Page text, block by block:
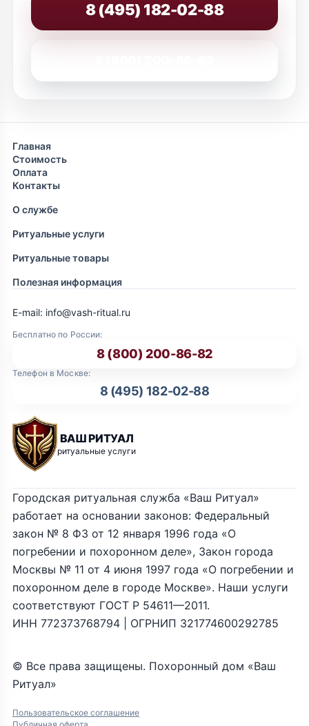
8 (495) 182-02-88
Главная
Стоимость
Оплата
Контакты
О службе
Ритуальные услуги
Ритуальные товары
Полезная информация
ВАШ РИТУАЛ
ритуальные услуги
Бесплатно по России:
8 (800) 200-86-82
Телефон в Москве:
8 (495) 182-02-88
E-mail: info@vash-ritual.ru
© Все права защищены. Похоронный дом «Ваш
Ритуал»
Пользовательское соглашение
Городская ритуальная служба «Ваш Ритуал»
работает на основании законов: Федеральный
закон № 8 ФЗ от 12 января 1996 года «О
погребении и похоронном деле», Закон города
Москвы № 11 от 4 июня 1997 года «О погребении и
похоронном деле в городе Москве». Наши услуги
соответствуют ГОСТ Р 54611—2011.
ИНН 772373768794 | ОГРНИП 321774600292785